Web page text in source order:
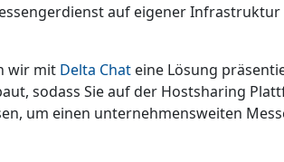
auf eigener Infrastruktur
wir mit Delta Chat eine Lösung
sodass Sie auf der Hostsharing
um einen unternehmensweiten